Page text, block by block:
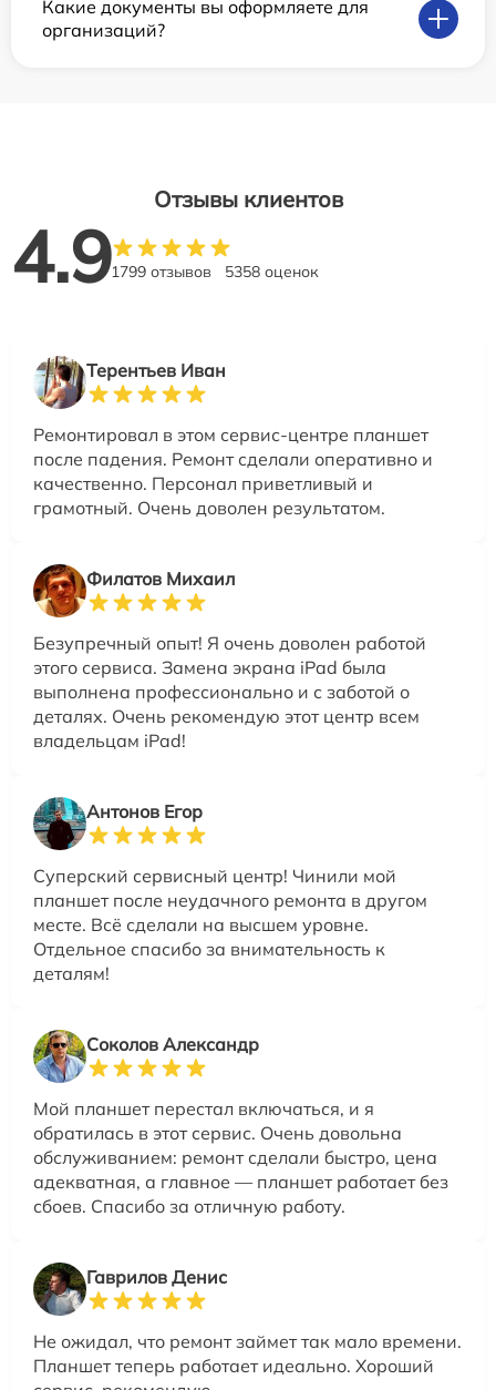
Какие документы вы оформляете для
организаций?
Отзывы клиентов
4.91799 отзывов 5358 оценок
Терентьев Иван
Ремонтировал в этом сервис-центре планшет
после падения. Ремонт сделали оперативно и
качественно. Персонал приветливый и
грамотный. Очень доволен результатом.
Филатов Михаил
Безупречный опыт! Я очень доволен работой
этого сервиса. Замена экрана iPad была
выполнена профессионально и с заботой о
деталях. Очень рекомендую этот центр всем
владельцам iPad!
Антонов Егор
Суперский сервисный центр! Чинили мой
планшет после неудачного ремонта в другом
месте. Всё сделали на высшем уровне.
Отдельное спасибо за внимательность к
деталям!
Соколов Александр
Мой планшет перестал включаться, и я
обратилась в этот сервис. Очень довольна
обслуживанием: ремонт сделали быстро, цена
адекватная, а главное — планшет работает без
сбоев. Спасибо за отличную работу.
Гаврилов Денис
Не ожидал, что ремонт займет так мало времени.
Планшет теперь работает идеально. Хороший